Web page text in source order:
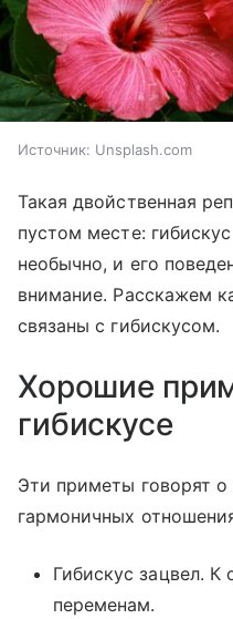
Источник: Unsplash.com
Такая двойственная
пустом месте:
необычно, и его
внимание. Расскажем
связаны с гибискусом.
Хорошие
гибискусе
Эти приметы говорят
гармоничных
Гибискус зацвел.
переменам.